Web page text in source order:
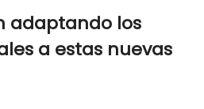
adaptando los
a estas nuevas